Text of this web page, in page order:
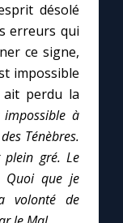
désolé
erreurs qui
ce signe,
impossible
perdu la
impossible à
Ténèbres.
plein gré. Le
Quoi que je
volonté de